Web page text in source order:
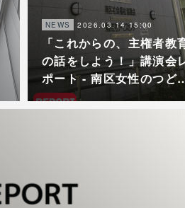
NEWS 2026.03.14 15:00
「これからの、主権者教
の話をしよう！」講演会
ポート - 南区女性のつ